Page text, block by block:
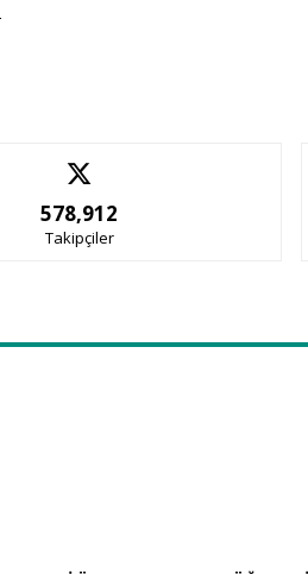
578,912
Takipçiler